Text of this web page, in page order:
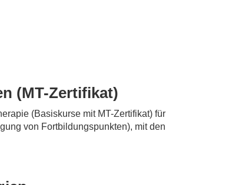
(MT-Zertifikat)
(Basiskurse mit MT-Zertifikat) für
von Fortbildungspunkten), mit den